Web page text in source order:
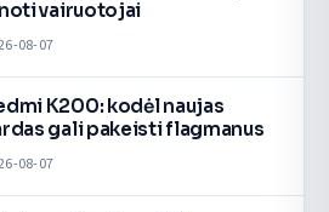
vairuotojai
08-07
K200: kodėl naujas
gali pakeisti flagmanus
08-07